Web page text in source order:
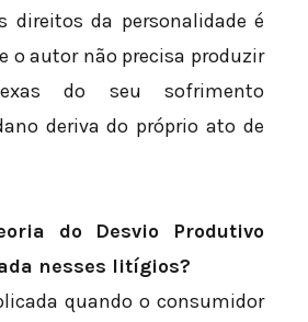
direitos da personalidade é
o autor não precisa produzir
do seu sofrimento
deriva do próprio ato de
do Desvio Produtivo
nesses litígios?
quando o consumidor